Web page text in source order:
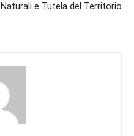
Naturali e Tutela del Territorio